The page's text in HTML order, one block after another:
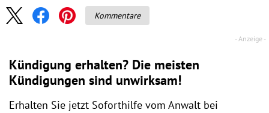
Kommentare
Kündigung erhalten? Die meisten
Kündigungen sind unwirksam!
Erhalten Sie jetzt Soforthilfe vom Anwalt bei